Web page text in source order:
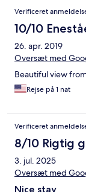
Verificeret
10/10
26. apr. 2019
Oversæt med
Beautiful view
Rejse på 1 nat
Verificeret
8/10 Rigtig
3. jul. 2025
Oversæt med
Nice stay